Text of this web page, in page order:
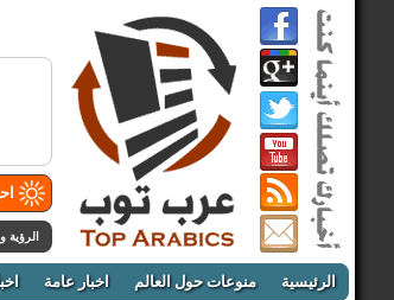
الرؤية
الرئيسية منوعات حول العالم اخبار عامة